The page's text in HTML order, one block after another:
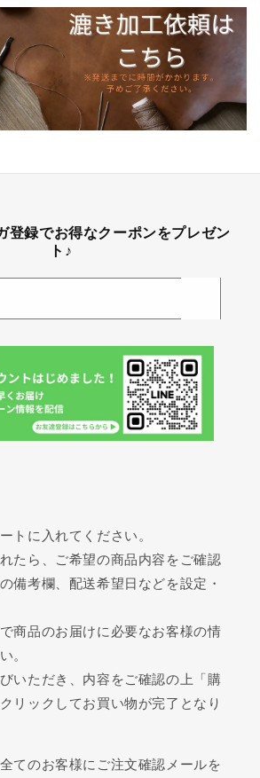
登録でお得なクーポンをプレゼン
ト♪
トに入れてください。
たら、ご希望の商品内容をご確認
備考欄、配送希望日などを設定・
商品のお届けに必要なお客様の情
。
いただき、内容をご確認の上「購
リックしてお買い物が完了となり
てのお客様にご注文確認メールを